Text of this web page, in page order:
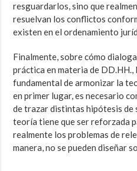
resguardarlos, sino que
resuelvan los conflictos
existen en el ordenamiento
Finalmente, sobre cómo
práctica en materia de
fundamental de armonizar la
en primer lugar, es necesario
de trazar distintas hipótesis de
teoría tiene que ser reforzada
realmente los problemas de
manera, no se pueden diseñar